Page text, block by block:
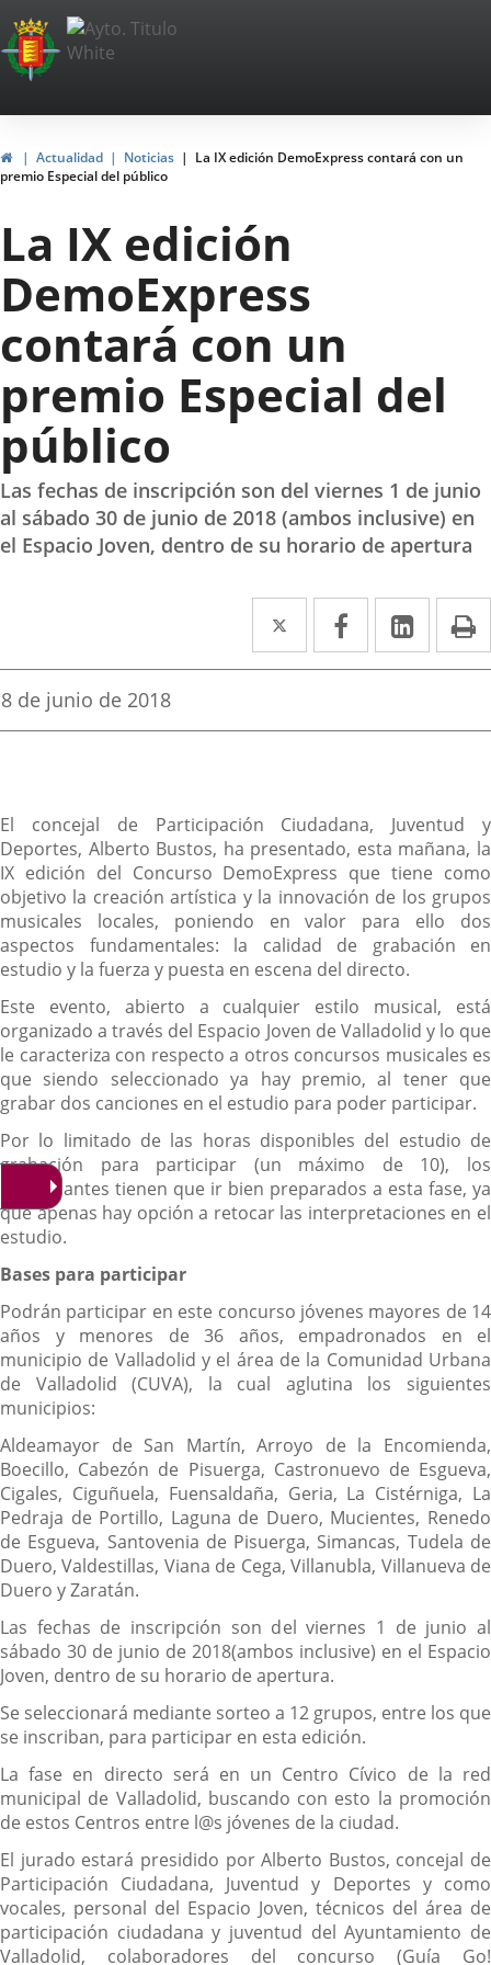
Jump to content
Portal
Web
del
Ayuntamiento
de
Valladolid
HomeActualidad Noticias
La IX edición DemoExpress contará con un
premio Especial del público
La IX edición
DemoExpress
contará con un
premio Especial del
público
Las fechas de inscripción son del viernes 1 de junio
al sábado 30 de junio de 2018 (ambos inclusive) en
el Espacio Joven, dentro de su horario de apertura
Twitter
Enlace
a
aplicación
Facebook
Enlace
a
aplicación
Enlace
a
Fecha
la
8 de junio de 2018
El concejal de Participación Ciudadana, Juventud y
Deportes, Alberto Bustos, ha presentado, esta mañana, la
IX edición del Concurso DemoExpress que tiene como
objetivo la creación artística y la innovación de los grupos
musicales locales, poniendo en valor para ello dos
aspectos fundamentales: la calidad de grabación en
estudio y la fuerza y puesta en escena del directo.
Este evento, abierto a cualquier estilo musical, está
organizado a través del Espacio Joven de Valladolid y lo que
le caracteriza con respecto a otros concursos musicales es
que siendo seleccionado ya hay premio, al tener que
grabar dos canciones en el estudio para poder participar.
Por lo limitado de las horas disponibles del estudio de
grabación para participar (un máximo de 10), los
participantes tienen que ir bien preparados a esta fase, ya
que apenas hay opción a retocar las interpretaciones en el
estudio.
Bases para participar
Podrán participar en este concurso jóvenes mayores de 14
años y menores de 36 años, empadronados en el
municipio de Valladolid y el área de la Comunidad Urbana
de Valladolid (CUVA), la cual aglutina los siguientes
municipios:
Aldeamayor de San Martín, Arroyo de la Encomienda,
Boecillo, Cabezón de Pisuerga, Castronuevo de Esgueva,
Cigales, Ciguñuela, Fuensaldaña, Geria, La Cistérniga, La
Pedraja de Portillo, Laguna de Duero, Mucientes, Renedo
de Esgueva, Santovenia de Pisuerga, Simancas, Tudela de
Duero, Valdestillas, Viana de Cega, Villanubla, Villanueva de
Duero y Zaratán.
Las fechas de inscripción son del viernes 1 de junio al
sábado 30 de junio de 2018(ambos inclusive) en el Espacio
Joven, dentro de su horario de apertura.
Se seleccionará mediante sorteo a 12 grupos, entre los que
se inscriban, para participar en esta edición.
La fase en directo será en un Centro Cívico de la red
municipal de Valladolid, buscando con esto la promoción
de estos Centros entre l@s jóvenes de la ciudad.
El jurado estará presidido por Alberto Bustos, concejal de
Participación Ciudadana, Juventud y Deportes y como
vocales, personal del Espacio Joven, técnicos del área de
participación ciudadana y juventud del Ayuntamiento de
Valladolid, colaboradores del concurso (Guía Go!